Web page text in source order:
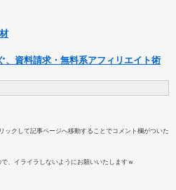
、資料請求・無料系アフィリエイト術
ックして記事ページへ移動することでコメント欄がついた
、イライラしないようにお願いいたしますｗ